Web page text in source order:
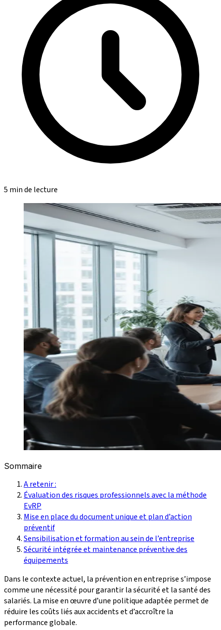
5 min de lecture
Sommaire
A retenir :
Évaluation des risques professionnels avec la méthode
EvRP
Mise en place du document unique et plan d’action
préventif
Sensibilisation et formation au sein de l’entreprise
Sécurité intégrée et maintenance préventive des
équipements
Dans le contexte actuel, la prévention en entreprise s’impose
comme une nécessité pour garantir la sécurité et la santé des
salariés. La mise en œuvre d’une politique adaptée permet de
réduire les coûts liés aux accidents et d’accroître la
performance globale.